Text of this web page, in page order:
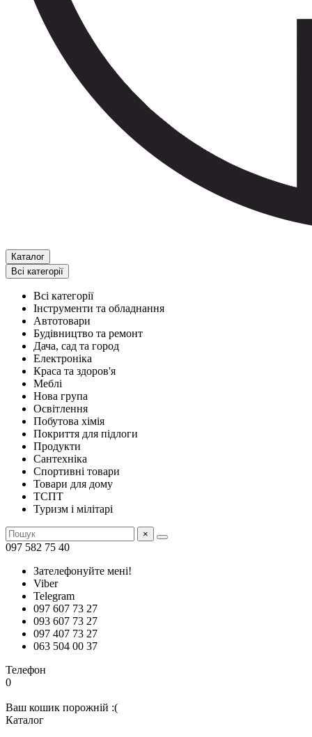
Каталог
Всі категорії
Всі категорії
Інструменти та обладнання
Автотовари
Будівництво та ремонт
Дача, сад та город
Електроніка
Краса та здоров'я
Меблі
Нова група
Освітлення
Побутова хімія
Покриття для підлоги
Продукти
Сантехніка
Спортивні товари
Товари для дому
ТСПТ
Туризм і мілітарі
×
097 582 75 40
Зателефонуйте мені!
Viber
Telegram
097 607 73 27
093 607 73 27
097 407 73 27
063 504 00 37
Телефон
0
Ваш кошик порожній :(
Каталог